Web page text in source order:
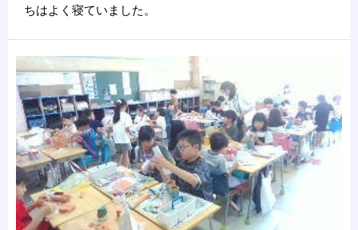
ちはよく寝ていました。